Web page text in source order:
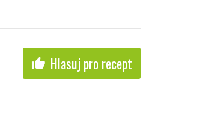
thumb_up Hlasuj pro recept